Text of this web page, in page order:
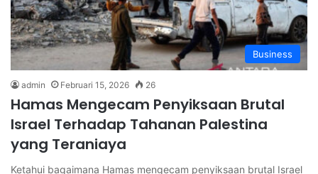
Business
admin Februari 15, 2026 26
Hamas Mengecam Penyiksaan Brutal
Israel Terhadap Tahanan Palestina
yang Teraniaya
Ketahui bagaimana Hamas mengecam penyiksaan brutal Israel